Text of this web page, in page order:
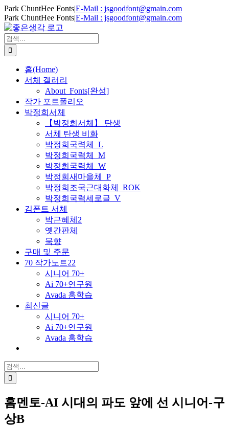
Skip
to
content
Park ChuntHee Fonts|E-Mail : jsgoodfont@gmain.com
Park ChuntHee Fonts|E-Mail : jsgoodfont@gmain.com
검
색
...
홈(Home)
서체 갤러리
About_Fonts[완성]
작가 포트폴리오
박정희서체
【박정희서체】 탄생
서체 탄생 비화
박정희국력체_L
박정희국력체_M
박정희국력체_W
박정희새마을체_P
박정희조국근대화체_ROK
박정희국력세로글_V
김폰트 서체
박근혜체2
옛간판체
묵향
구매 및 주문
70 작가노트22
시니어 70+
Ai 70+연구원
Avada 홈학습
최신글
시니어 70+
Ai 70+연구원
Avada 홈학습
검
색
...
홈멘토-AI 시대의 파도 앞에 선 시니어-구
상B